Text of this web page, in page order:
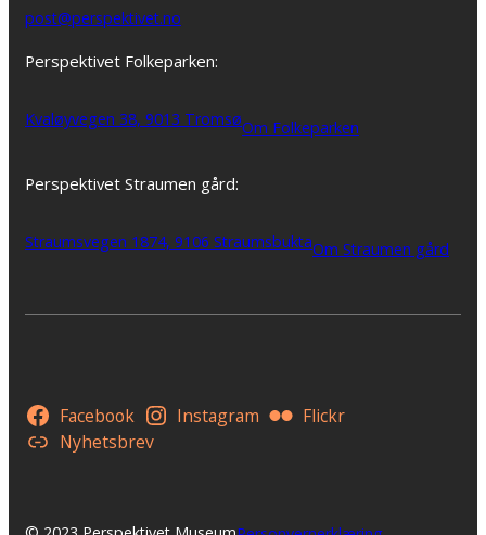
post@perspektivet.no
Perspektivet Folkeparken:
Kvaløyvegen 38, 9013 TromsøOm Folkeparken
Perspektivet Straumen gård:
Straumsvegen 1874, 9106 StraumsbuktaOm Straumen gård
Facebook Instagram
Flickr
Nyhetsbrev